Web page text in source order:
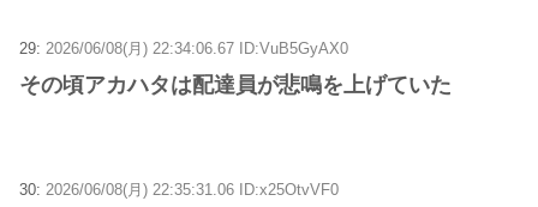
29: 2026/06/08(月) 22:34:06.67 ID:VuB5GyAX0
その頃アカハタは配達員が悲鳴を上げていた
30: 2026/06/08(月) 22:35:31.06 ID:x25OtvVF0